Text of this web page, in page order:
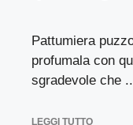
Pattumiera
profumala con
sgradevole che
LEGGI TUTTO